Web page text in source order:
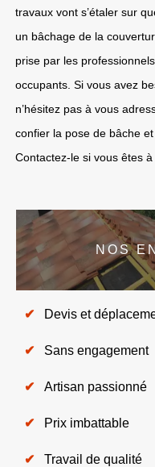
travaux vont s’étaler sur
un bâchage de la
prise par les
occupants. Si vous avez
n’hésitez pas à vous
confier la pose de bâche
Contactez-le si vous êtes à
NOS
Devis et
Sans engagement
Artisan passionné
Prix imbattable
Travail de qualité